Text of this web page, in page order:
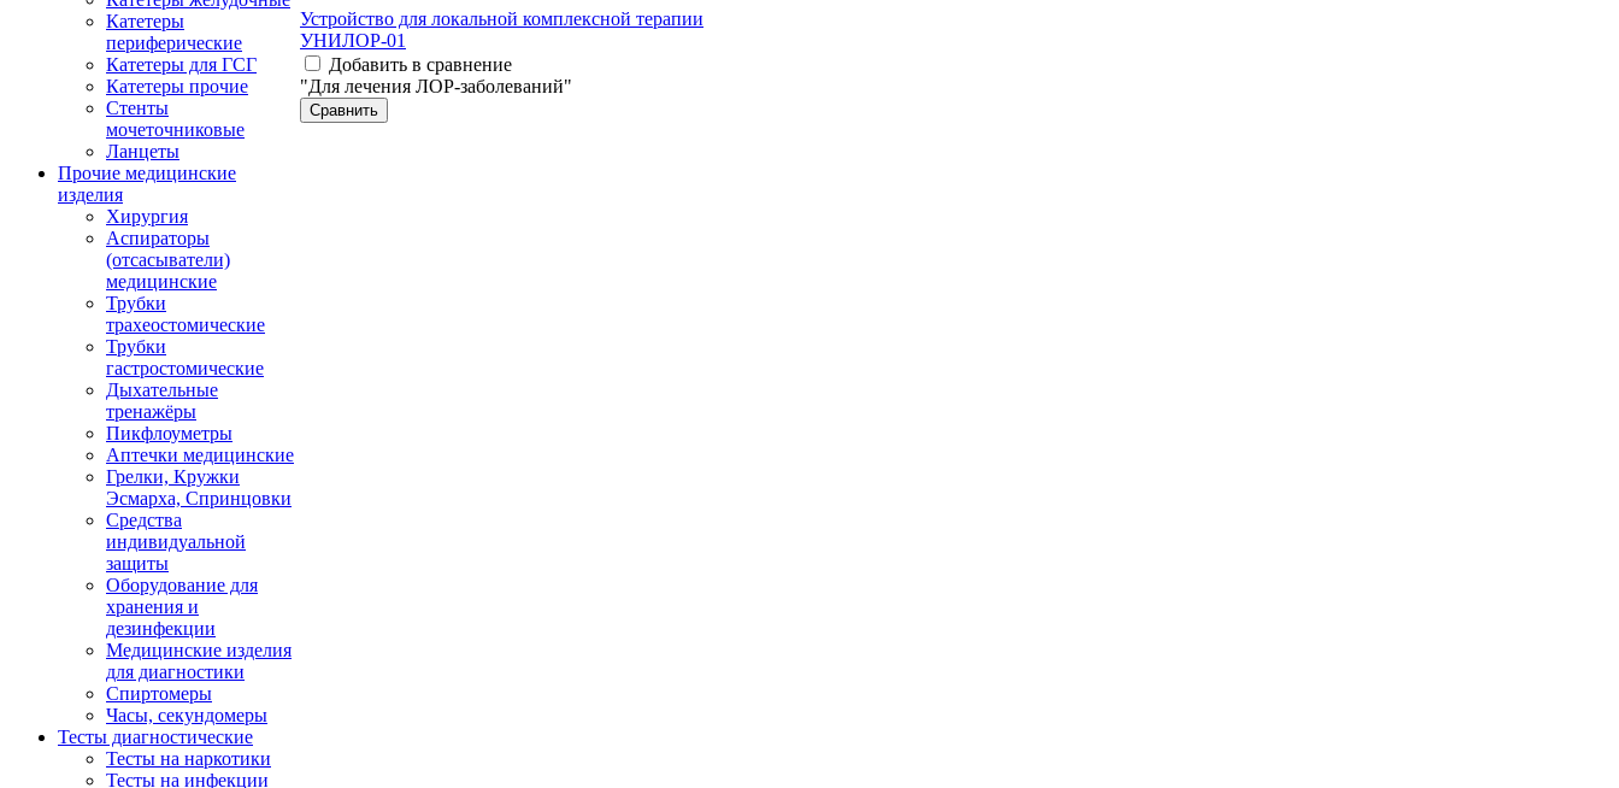
Катетеры
периферические
Катетеры для ГСГ
Катетеры прочие
Стенты
мочеточниковые
Ланцеты
Прочие медицинские
изделия
Хирургия
Аспираторы
(отсасыватели)
медицинские
Трубки
трахеостомические
Трубки
гастростомические
Дыхательные
тренажёры
Пикфлоуметры
Аптечки медицинские
Грелки, Кружки
Эсмарха, Спринцовки
Средства
индивидуальной
защиты
Оборудование для
хранения и
дезинфекции
Медицинские изделия
для диагностики
Спиртомеры
Часы, секундомеры
Тесты диагностические
Тесты на наркотики
Тесты на инфекции
Устройство для локальной комплексной терапии
УНИЛОР-01
Добавить в сравнение
"Для лечения ЛОР-заболеваний"